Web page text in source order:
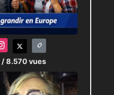
/ 8.570 vues